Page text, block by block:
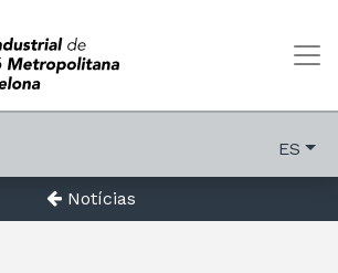
ES
Notícias